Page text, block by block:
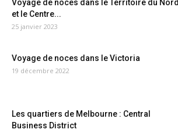
Voyage de noces dans le Territoire du Nord
et le Centre...
25 janvier 2023
Voyage de noces dans le Victoria
19 décembre 2022
Les quartiers de Melbourne : Central
Business District